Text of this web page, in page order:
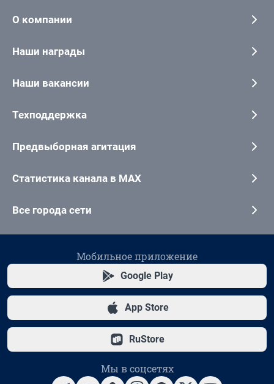
О компании
Наши награды
Наши вакансии
Техподдержка
Предвыборная агитация
Статистика канала в MAX
Все города сети
Мобильное приложение
Google Play
App Store
RuStore
Мы в соцсетях